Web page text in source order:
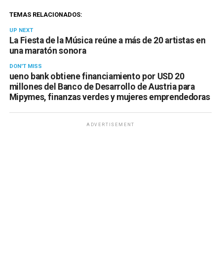
TEMAS RELACIONADOS:
UP NEXT
La Fiesta de la Música reúne a más de 20 artistas en
una maratón sonora
DON'T MISS
ueno bank obtiene financiamiento por USD 20
millones del Banco de Desarrollo de Austria para
Mipymes, finanzas verdes y mujeres emprendedoras
ADVERTISEMENT